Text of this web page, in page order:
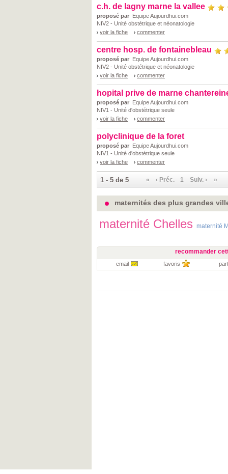
c.h. de lagny marne la vallee
proposé par Equipe Aujourdhui.com
NIV2 - Unité obstétrique et néonatologie
voir la fiche
commenter
centre hosp. de fontainebleau
proposé par Equipe Aujourdhui.com
NIV2 - Unité obstétrique et néonatologie
voir la fiche
commenter
hopital prive de marne
proposé par Equipe Aujourdhui.com
NIV1 - Unité d'obstétrique seule
voir la fiche
commenter
polyclinique de la foret
proposé par Equipe Aujourdhui.com
NIV1 - Unité d'obstétrique seule
voir la fiche
commenter
1 - 5 de 5 « ‹ Préc. 1 Suiv. › »
maternités des plus grandes
maternité Chelles maternité
recommander
email favoris